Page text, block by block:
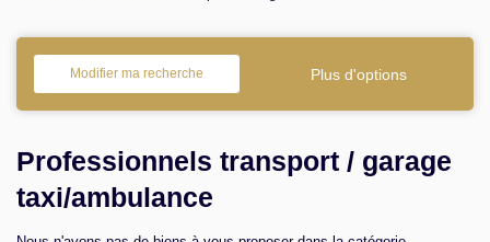
Acheter
Agence
Modifier ma recherche Plus d'options
Professionnels transport / garage
taxi/ambulance